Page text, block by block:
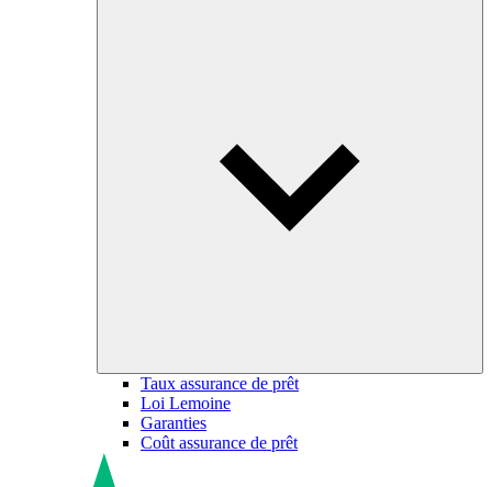
Taux assurance de prêt
Loi Lemoine
Garanties
Coût assurance de prêt